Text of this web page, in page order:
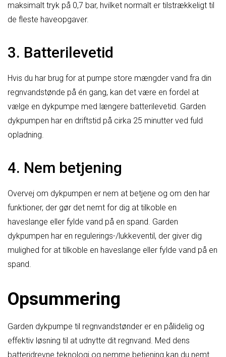
maksimalt tryk på 0,7 bar, hvilket normalt er tilstrækkeligt til
de fleste haveopgaver.
3. Batterilevetid
Hvis du har brug for at pumpe store mængder vand fra din
regnvandstønde på én gang, kan det være en fordel at
vælge en dykpumpe med længere batterilevetid. Garden
dykpumpen har en driftstid på cirka 25 minutter ved fuld
opladning.
4. Nem betjening
Overvej om dykpumpen er nem at betjene og om den har
funktioner, der gør det nemt for dig at tilkoble en
haveslange eller fylde vand på en spand. Garden
dykpumpen har en regulerings-/lukkeventil, der giver dig
mulighed for at tilkoble en haveslange eller fylde vand på en
spand.
Opsummering
Garden dykpumpe til regnvandstønder er en pålidelig og
effektiv løsning til at udnytte dit regnvand. Med dens
batteridrevne teknologi og nemme betjening kan du nemt